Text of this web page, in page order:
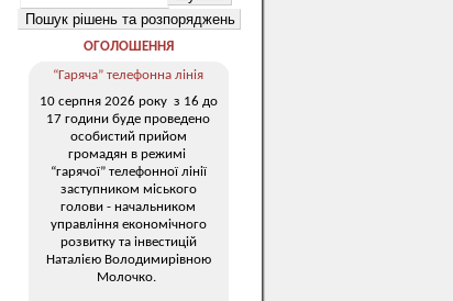
ОГОЛОШЕННЯ
“Гаряча” телефонна лінія
10 серпня 2026 року з 16 до
17 години буде проведено
особистий прийом
громадян в режимі
“гарячої” телефонної лінії
заступником міського
голови - начальником
управління економічного
розвитку та інвестицій
Наталією Володимирівною
Молочко.